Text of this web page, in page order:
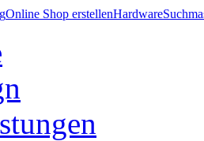
Online Shop erstellenHardware